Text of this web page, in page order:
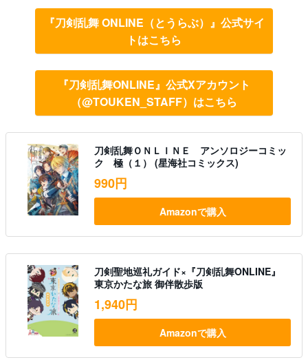
『刀剣乱舞 ONLINE（とうらぶ）』公式サイ
トはこちら
『刀剣乱舞ONLINE』公式Xアカウント
（@TOUKEN_STAFF）はこちら
刀剣乱舞ＯＮＬＩＮＥ アンソロジーコミッ
ク 極（１） (星海社コミックス)
990円
Amazonで購入
刀剣聖地巡礼ガイド×『刀剣乱舞ONLINE』
東京かたな旅 御伴散歩版
1,940円
Amazonで購入